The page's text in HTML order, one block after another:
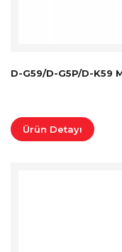
D-G59/D-G5P/D-K59
Ürün Detayı